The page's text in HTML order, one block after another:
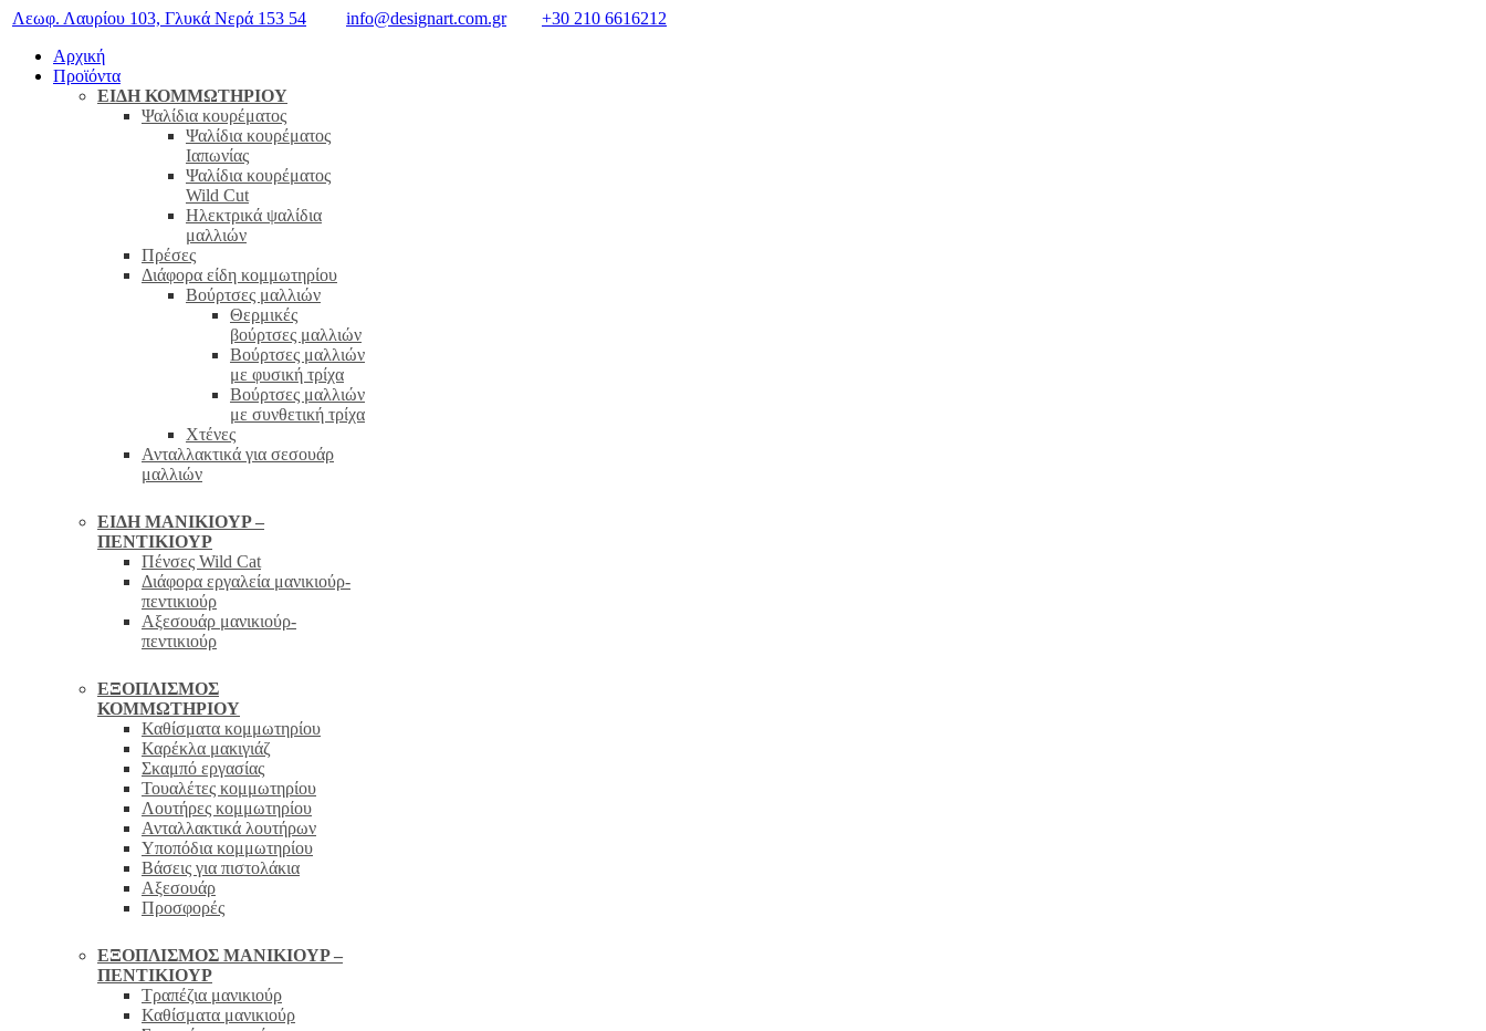
Λεωφ. Λαυρίου 103, Γλυκά Νερά 153 54 info@designart.com.gr
+30 210 6616212
Αρχική
Προϊόντα
ΕΊΔΗ ΚΟΜΜΩΤΗΡΊΟΥ
Ψαλίδια κουρέματος
Ψαλίδια κουρέματος
Ιαπωνίας
Ψαλίδια κουρέματος
Wild Cut
Ηλεκτρικά ψαλίδια
μαλλιών
Πρέσες
Διάφορα είδη κομμωτηρίου
Βούρτσες μαλλιών
Θερμικές
βούρτσες μαλλιών
Βούρτσες μαλλιών
με φυσική τρίχα
Βούρτσες μαλλιών
με συνθετική τρίχα
Χτένες
Ανταλλακτικά για σεσουάρ
μαλλιών
ΕΊΔΗ ΜΑΝΙΚΙΟΎΡ –
ΠΕΝΤΙΚΙΟΎΡ
Πένσες Wild Cat
Διάφορα εργαλεία μανικιούρ-
πεντικιούρ
Αξεσουάρ μανικιούρ-
πεντικιούρ
ΕΞΟΠΛΙΣΜΌΣ
ΚΟΜΜΩΤΗΡΊΟΥ
Καθίσματα κομμωτηρίου
Καρέκλα μακιγιάζ
Σκαμπό εργασίας
Τουαλέτες κομμωτηρίου
Λουτήρες κομμωτηρίου
Ανταλλακτικά λουτήρων
Υποπόδια κομμωτηρίου
Βάσεις για πιστολάκια
Αξεσουάρ
Προσφορές
ΕΞΟΠΛΙΣΜΌΣ ΜΑΝΙΚΙΟΎΡ –
ΠΕΝΤΙΚΙΟΎΡ
Τραπέζια μανικιούρ
Καθίσματα μανικιούρ